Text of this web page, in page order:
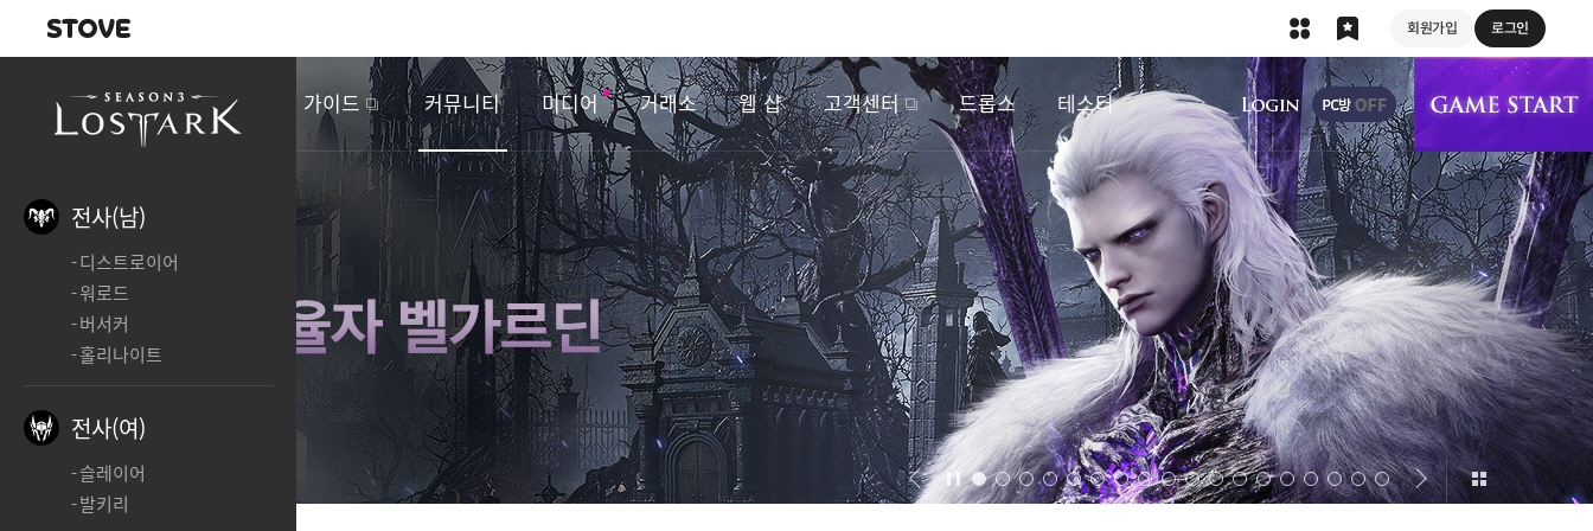
회원가입 로그인
새소식 게임정보 가이드 커뮤니티 미디어 거래소 웹 샵 고객센터 드롭스 테스터
상단 메뉴
전사(남)
디스트로이어
워로드
버서커
홀리나이트
전사(여)
슬레이어
발키리